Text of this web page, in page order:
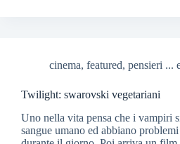
cinema, featured, pensieri ...
Twilight: swarovski vegetariani
Uno nella vita pensa che i vampiri
sangue umano ed abbiano